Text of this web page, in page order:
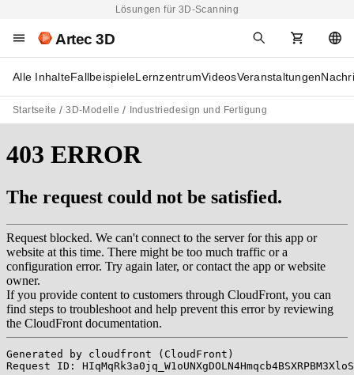
Lösungen für 3D-Scanning
Artec 3D
Alle InhalteFallbeispieleLernzentrumVideosVeranstaltungen
Startseite 3D-Modelle Industriedesign und Fertigung